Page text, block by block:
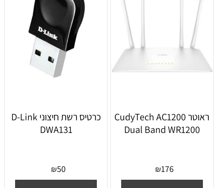
‏ראוטר CudyTech AC1200
Dual Band WR1200
₪176
כרטיס רשת ‏חיצוני D-Link
DWA131
₪50